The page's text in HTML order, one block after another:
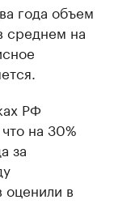
года объем
среднем на
РФ
на 30%
за
в